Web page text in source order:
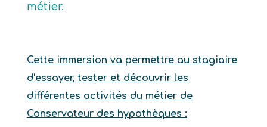
métier.
Cette immersion va permettre au stagiaire
d’essayer, tester et découvrir les
différentes activités du métier de
Conservateur des hypothèques :